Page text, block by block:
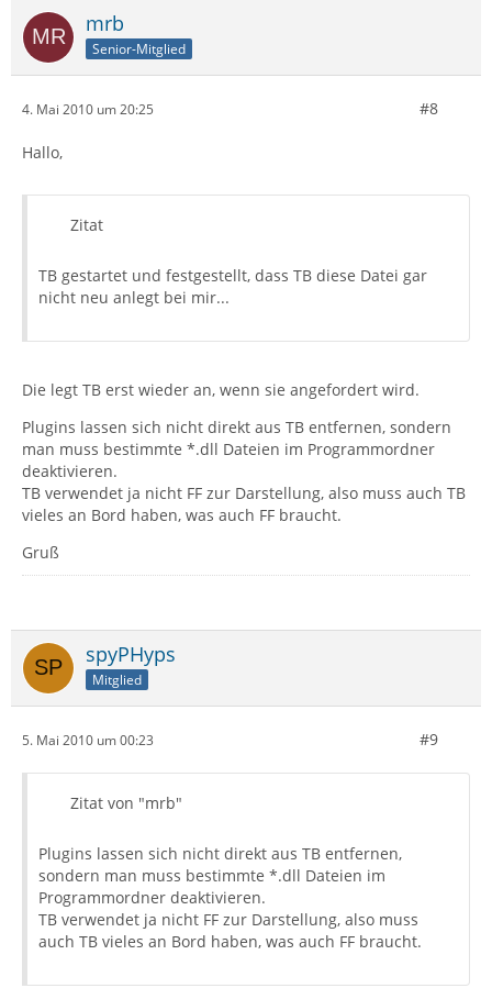
mrb
Senior-Mitglied
4. Mai 2010 um 20:25 #8
Hallo,
Zitat
TB gestartet und festgestellt, dass TB diese Datei gar
nicht neu anlegt bei mir...
Die legt TB erst wieder an, wenn sie angefordert wird.
Plugins lassen sich nicht direkt aus TB entfernen, sondern
man muss bestimmte *.dll Dateien im Programmordner
deaktivieren.
TB verwendet ja nicht FF zur Darstellung, also muss auch TB
vieles an Bord haben, was auch FF braucht.
Gruß
spyPHyps
Mitglied
5. Mai 2010 um 00:23 #9
Zitat von "mrb"
Plugins lassen sich nicht direkt aus TB entfernen,
sondern man muss bestimmte *.dll Dateien im
Programmordner deaktivieren.
TB verwendet ja nicht FF zur Darstellung, also muss
auch TB vieles an Bord haben, was auch FF braucht.